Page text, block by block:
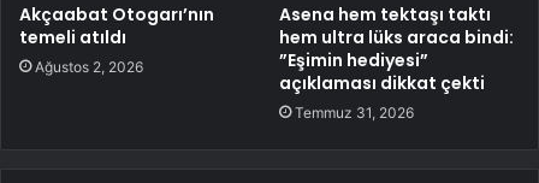
Akçaabat Otogarı’nın
temeli atıldı
Ağustos 2, 2026
Asena hem tektaşı taktı
hem ultra lüks araca bindi:
”Eşimin hediyesi”
açıklaması dikkat çekti
Temmuz 31, 2026